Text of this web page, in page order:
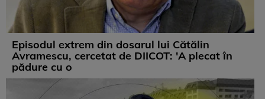
Episodul extrem din dosarul lui Cătălin
Avramescu, cercetat de DIICOT: 'A plecat în
pădure cu o